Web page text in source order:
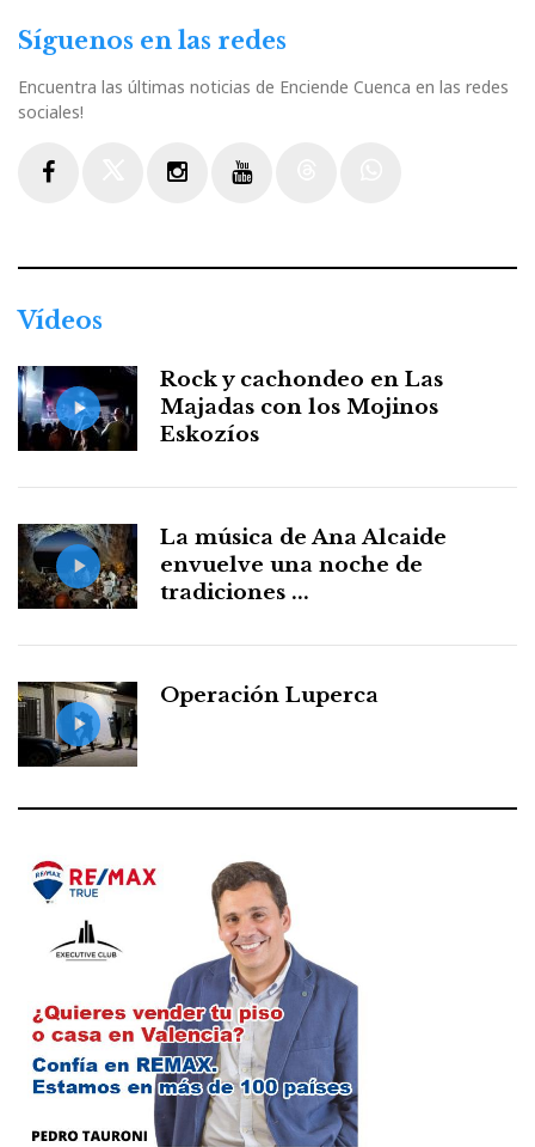
Síguenos en las redes
Encuentra las últimas noticias de Enciende Cuenca en las redes
sociales!
Vídeos
Rock y cachondeo en Las
Majadas con los Mojinos
Eskozíos
La música de Ana Alcaide
envuelve una noche de
tradiciones ...
Operación Luperca